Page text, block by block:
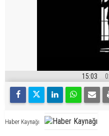
15:03
Haber Kaynağı